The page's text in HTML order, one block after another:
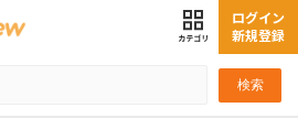
検索
ログイン
新規登録